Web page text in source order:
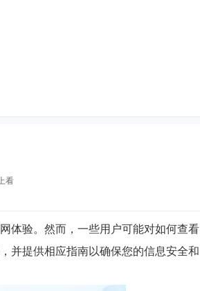
看
体验。然而，一些用户可能对如何查看
并提供相应指南以确保您的信息安全和